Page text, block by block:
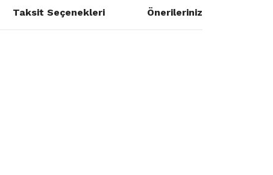
Taksit Seçenekleri Önerileriniz